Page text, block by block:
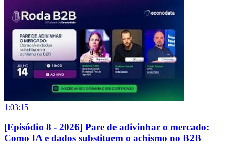
1:03:15
[Episódio 8 - 2026] Pare de adivinhar o mercado:
Como IA e dados substituem o achismo no B2B